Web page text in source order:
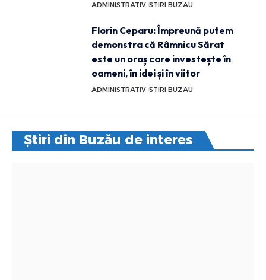
ADMINISTRATIV STIRI BUZAU
Florin Ceparu: Împreună putem
demonstra că Râmnicu Sărat
este un oraș care investește în
oameni, în idei și în viitor
ADMINISTRATIV STIRI BUZAU
Știri din Buzău de interes